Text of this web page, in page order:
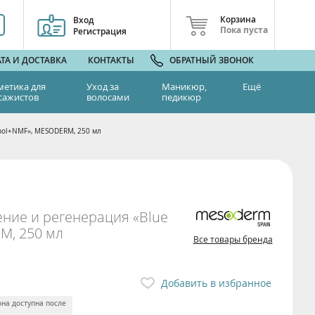
Вход
Регистрация
Корзина
Пока пуста
И ДОСТАВКА КОНТАКТЫ ОБРАТНЫЙ ЗВОНОК
для
Уход за
волосами
Маникюр,
педикюр
Ещё
MESODERM, 250 мл
и регенерация «Blue
250 мл
Все товары бренда
Добавить в избранное
доступна после